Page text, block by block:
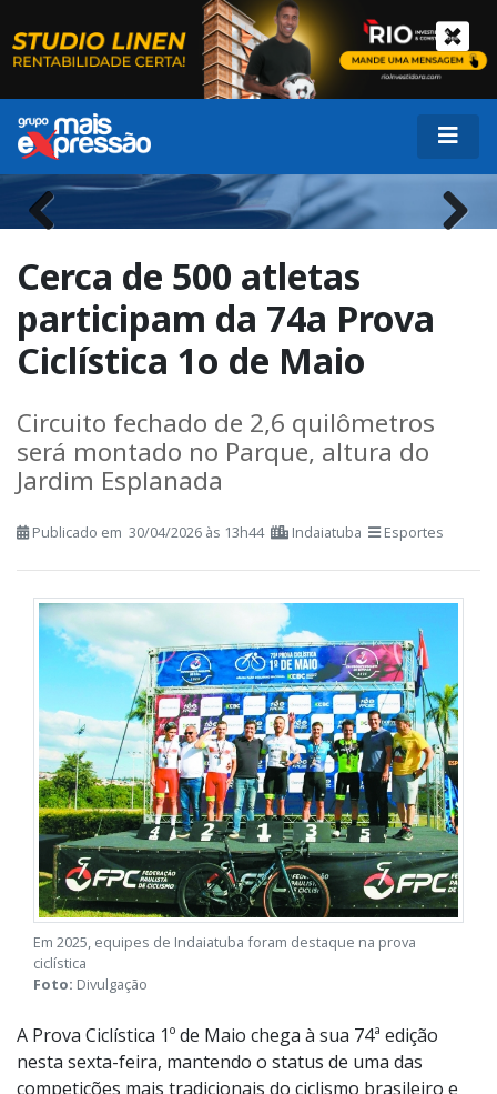
Previous
Cerca de 500 atletas
participam da 74a Prova
Ciclística 1o de Maio
Circuito fechado de 2,6 quilômetros
será montado no Parque, altura do
Publicado em 30/04/2026 às 13h44 Indaiatuba Esportes
ciclística
Foto:Divulgação